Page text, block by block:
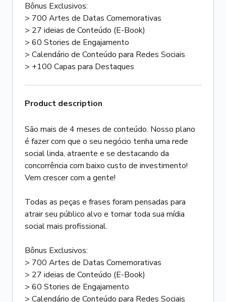
Bônus Exclusivos:
> 700 Artes de Datas Comemorativas
> 27 ideias de Conteúdo (E-Book)
> 60 Stories de Engajamento
> Calendário de Conteúdo para Redes Sociais
> +100 Capas para Destaques
Product description
São mais de 4 meses de conteúdo. Nosso plano
é fazer com que o seu negócio tenha uma rede
social linda, atraente e se destacando da
concorrência com baixo custo de investimento!
Vem crescer com a gente!
Todas as peças e frases foram pensadas para
atrair seu público alvo e tornar toda sua mídia
social mais profissional.
Bônus Exclusivos:
> 700 Artes de Datas Comemorativas
> 27 ideias de Conteúdo (E-Book)
> 60 Stories de Engajamento
> Calendário de Conteúdo para Redes Sociais